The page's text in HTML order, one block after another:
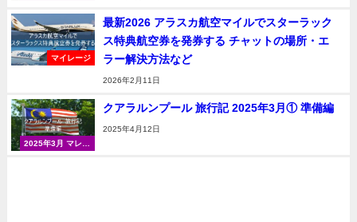
ンプール
マイレージ
最新2026 アラスカ航空マイルでスターラック
ス特典航空券を発券する チャットの場所・エ
ラー解決方法など
2026年2月11日
2025年3月 マレー
クアラルンプール 旅行記 2025年3月① 準備編
2025年4月12日